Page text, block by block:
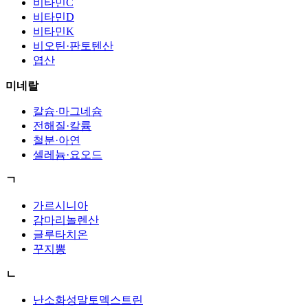
비타민D
비타민K
비오틴·판토텐산
엽산
미네랄
칼슘·마그네슘
전해질·칼륨
철분·아연
셀레늄·요오드
ㄱ
가르시니아
감마리놀렌산
글루타치온
꾸지뽕
ㄴ
난소화성말토덱스트린